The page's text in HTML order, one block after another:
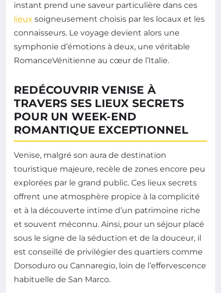
instant prend une saveur particulière dans ces
lieux soigneusement choisis par les locaux et les
connaisseurs. Le voyage devient alors une
symphonie d’émotions à deux, une véritable
RomanceVénitienne au cœur de l’Italie.
REDÉCOUVRIR VENISE À
TRAVERS SES LIEUX SECRETS
POUR UN WEEK-END
ROMANTIQUE EXCEPTIONNEL
Venise, malgré son aura de destination
touristique majeure, recèle de zones encore peu
explorées par le grand public. Ces lieux secrets
offrent une atmosphère propice à la complicité
et à la découverte intime d’un patrimoine riche
et souvent méconnu. Ainsi, pour un séjour placé
sous le signe de la séduction et de la douceur, il
est conseillé de privilégier des quartiers comme
Dorsoduro ou Cannaregio, loin de l’effervescence
habituelle de San Marco.